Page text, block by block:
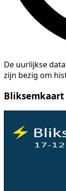
De uurlijkse
zijn bezig om
Bliksemkaart